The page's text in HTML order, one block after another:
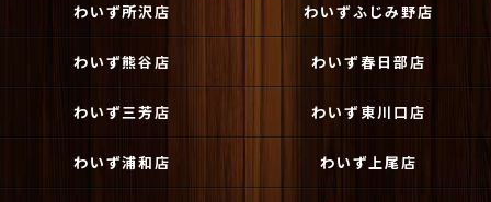
わいず所沢店 わいずふじみ野店
わいず熊谷店 わいず春日部店
わいず三芳店 わいず東川口店
わいず浦和店 わいず上尾店